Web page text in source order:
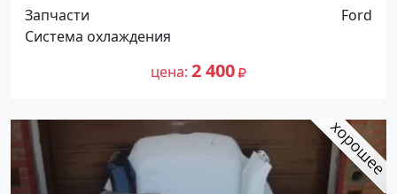
Запчасти
Ford
Система охлаждения
цена 2 400